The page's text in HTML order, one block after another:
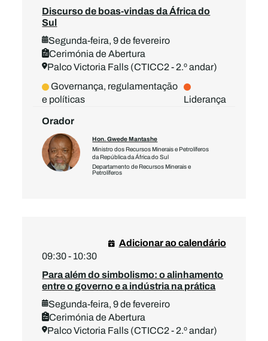
Discurso de boas-vindas da África do
Sul
Segunda-feira, 9 de fevereiro
Cerimónia de Abertura
Palco Victoria Falls (CTICC2 - 2.º andar)
Governança, regulamentação
e políticas
Liderança
Orador
Hon. Gwede Mantashe
Ministro dos Recursos Minerais e Petrolíferos
da República da África do Sul
Departamento de Recursos Minerais e
Petrolíferos
09:30 - 10:30
Para além do simbolismo: o alinhamento
entre o governo e a indústria na prática
Segunda-feira, 9 de fevereiro
Cerimónia de Abertura
Palco Victoria Falls (CTICC2 - 2.º andar)
Adicionar ao calendário